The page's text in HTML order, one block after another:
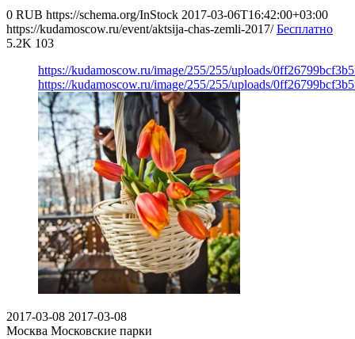
0 RUB https://schema.org/InStock 2017-03-06T16:42:00+03:00
https://kudamoscow.ru/event/aktsija-chas-zemli-2017/ Бесплатно
5.2K 103
https://kudamoscow.ru/image/255/255/uploads/
https://kudamoscow.ru/image/255/255/uploads/
2017-03-08 2017-03-08
Москва Московские парки